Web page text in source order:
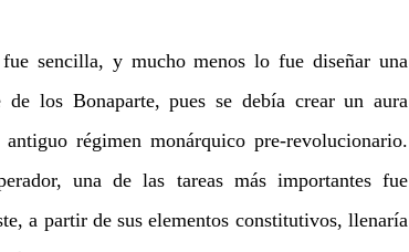
sencilla, y mucho menos lo fue diseñar una
los Bonaparte, pues se debía crear un aura
régimen monárquico pre-revolucionario.
una de las tareas más importantes fue
a partir de sus elementos constitutivos, llenaría